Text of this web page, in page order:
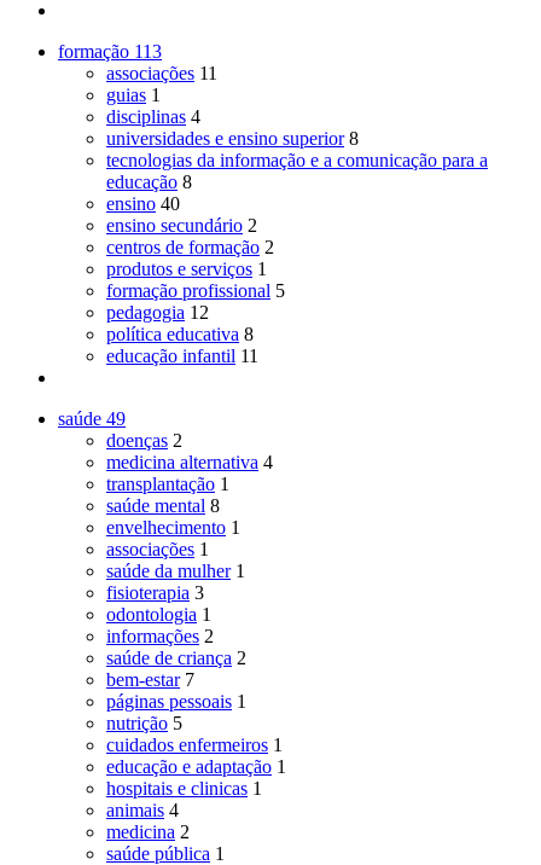
formação 113
associações 11
guias 1
disciplinas 4
universidades e ensino superior 8
tecnologias da informação e a comunicação para a
educação 8
ensino 40
ensino secundário 2
centros de formação 2
produtos e serviços 1
formação profissional 5
pedagogia 12
política educativa 8
educação infantil 11
saúde 49
doenças 2
medicina alternativa 4
transplantação 1
saúde mental 8
envelhecimento 1
associações 1
saúde da mulher 1
fisioterapia 3
odontologia 1
informações 2
saúde de criança 2
bem-estar 7
páginas pessoais 1
nutrição 5
cuidados enfermeiros 1
educação e adaptação 1
hospitais e clinicas 1
animais 4
medicina 2
saúde pública 1